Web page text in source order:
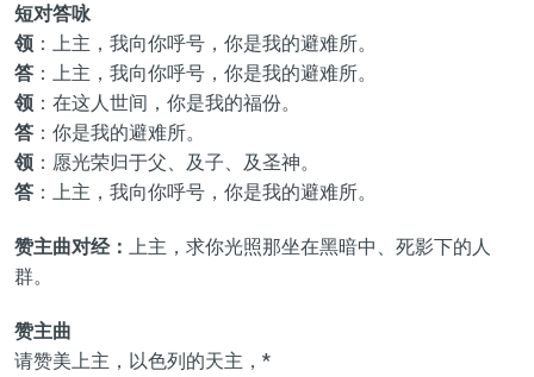
短对答咏
领：上主，我向你呼号，你是我的避难所。
答：上主，我向你呼号，你是我的避难所。
领：在这人世间，你是我的福份。
答：你是我的避难所。
领：愿光荣归于父、及子、及圣神。
答：上主，我向你呼号，你是我的避难所。
赞主曲对经：
上主，求你光照那坐在黑暗中、死影下的人
群。
赞主曲
请赞美上主，以色列的天主，*